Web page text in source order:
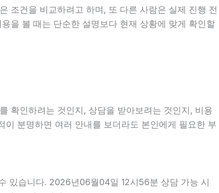
조건을 비교하려고 하며, 또 다른 사람은 실제 진행 전
을 볼 때는 단순한 설명보다 현재 상황에 맞게 확인할
확인하려는 것인지, 상담을 받아보려는 것인지, 비용
분명하면 여러 안내를 보더라도 본인에게 필요한 부
있습니다. 2026년06월04일 12시56분 상담 가능 시